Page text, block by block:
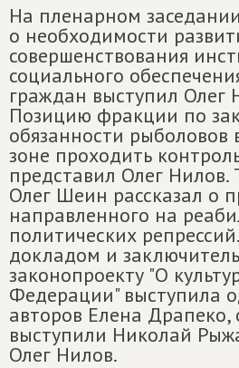
На пленарном
о необходимости
совершенствования
социального
граждан выступил Олег
Позицию фракции по
обязанности рыболовов
зоне проходить
представил Олег Нилов.
Олег Шеин рассказал о
направленного на
политических
докладом и
законопроекту "О
Федерации" выступила
авторов Елена
выступили Николай
Олег Нилов.